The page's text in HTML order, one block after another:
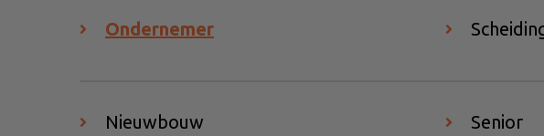
Ondernemer
Nieuwbouw Senior